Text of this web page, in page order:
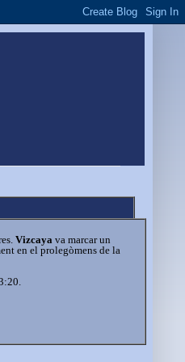
Vizcaya va marcar un
en el prolegòmens de la